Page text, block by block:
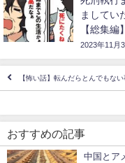
ましてい
【総集編】
2023年11月
【怖い話】転んだらとんでもな
おすすめの記事
中国とア